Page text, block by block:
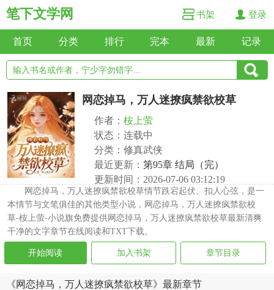
笔下文学网 书架 登录
首页 分类 排行 完本 最新 记录
网恋掉马，万人迷撩疯禁欲校草
作者： 桉上萤
状态：连载中
分类：修真武侠
最近更新： 第95章 结局（完）
更新时间：2026-07-06 03:12:19
网恋掉马，万人迷撩疯禁欲校草情节跌宕起伏、扣人心弦，是一
本情节与文笔俱佳的其他类型小说，网恋掉马，万人迷撩疯禁欲校
草-桉上萤-小说旗免费提供网恋掉马，万人迷撩疯禁欲校草最新清爽
干净的文字章节在线阅读和TXT下载。
开始阅读 加入书架 章节目录
《网恋掉马，万人迷撩疯禁欲校草》最新章节